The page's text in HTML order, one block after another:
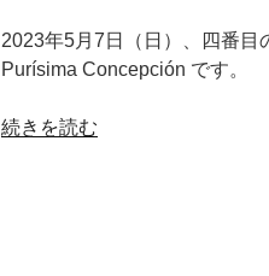
2023年5月7日（日）、四番目
Purísima Concepción です。
“サ
続きを読む